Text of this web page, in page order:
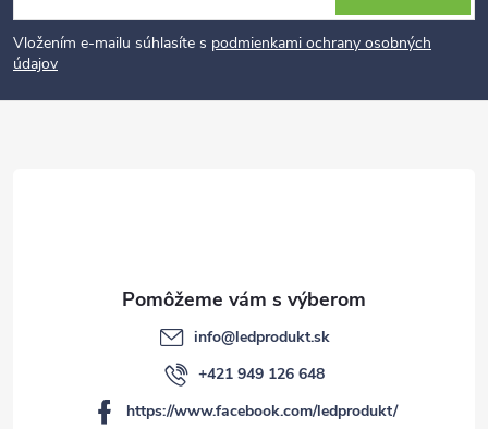
t
Vložením e-mailu súhlasíte s podmienkami ochrany osobných
údajov
info@ledprodukt.sk
+421 949 126 648
https://www.facebook.com/ledprodukt/